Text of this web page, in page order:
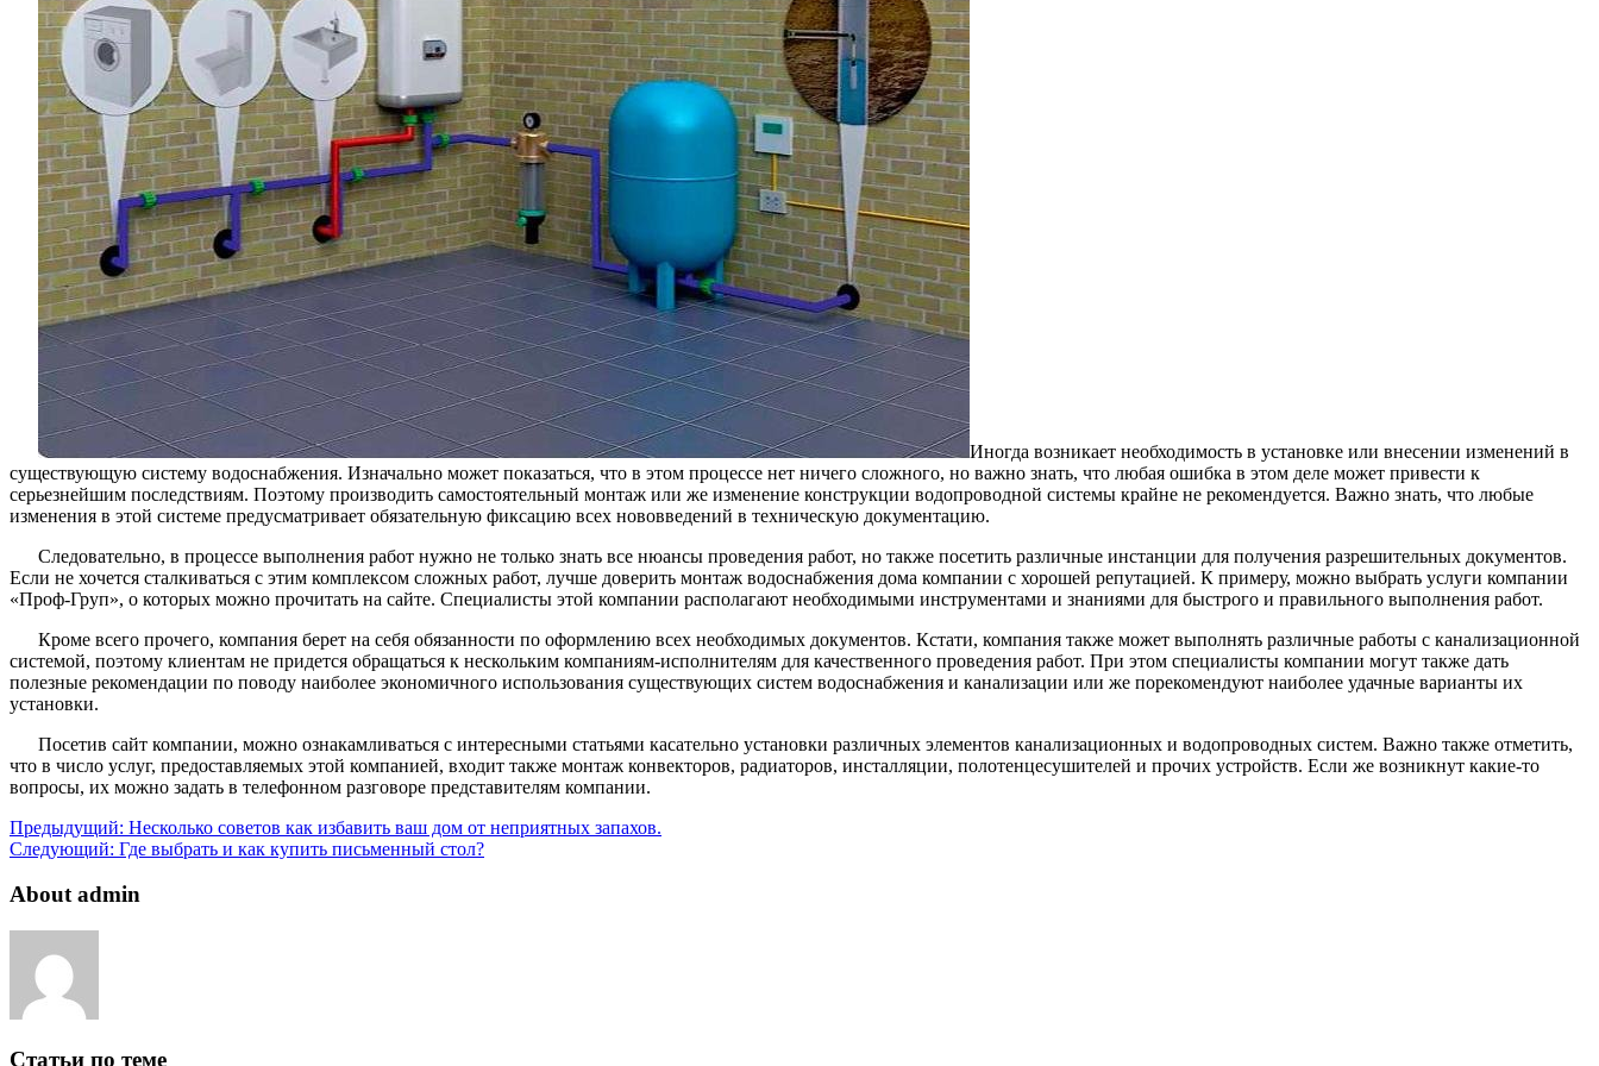
Иногда возникает необходимость в установке или внесении изменений в
существующую систему водоснабжения. Изначально может показаться, что в этом процессе нет ничего сложного, но важно знать, что любая ошибка в этом деле может привести к
серьезнейшим последствиям. Поэтому производить самостоятельный монтаж или же изменение конструкции водопроводной системы крайне не рекомендуется. Важно знать, что любые
изменения в этой системе предусматривает обязательную фиксацию всех нововведений в техническую документацию.
Следовательно, в процессе выполнения работ нужно не только знать все нюансы проведения работ, но также посетить различные инстанции для получения разрешительных документов.
Если не хочется сталкиваться с этим комплексом сложных работ, лучше доверить монтаж водоснабжения дома компании с хорошей репутацией. К примеру, можно выбрать услуги компании
«Проф-Груп», о которых можно прочитать на сайте. Специалисты этой компании располагают необходимыми инструментами и знаниями для быстрого и правильного выполнения работ.
Кроме всего прочего, компания берет на себя обязанности по оформлению всех необходимых документов. Кстати, компания также может выполнять различные работы с канализационной
системой, поэтому клиентам не придется обращаться к нескольким компаниям-исполнителям для качественного проведения работ. При этом специалисты компании могут также дать
полезные рекомендации по поводу наиболее экономичного использования существующих систем водоснабжения и канализации или же порекомендуют наиболее удачные варианты их
установки.
Посетив сайт компании, можно ознакамливаться с интересными статьями касательно установки различных элементов канализационных и водопроводных систем. Важно также отметить,
что в число услуг, предоставляемых этой компанией, входит также монтаж конвекторов, радиаторов, инсталляции, полотенцесушителей и прочих устройств. Если же возникнут какие-то
вопросы, их можно задать в телефонном разговоре представителям компании.
Предыдущий: Несколько советов как избавить ваш дом от неприятных запахов.
Следующий: Где выбрать и как купить письменный стол?
About admin
Статьи по теме